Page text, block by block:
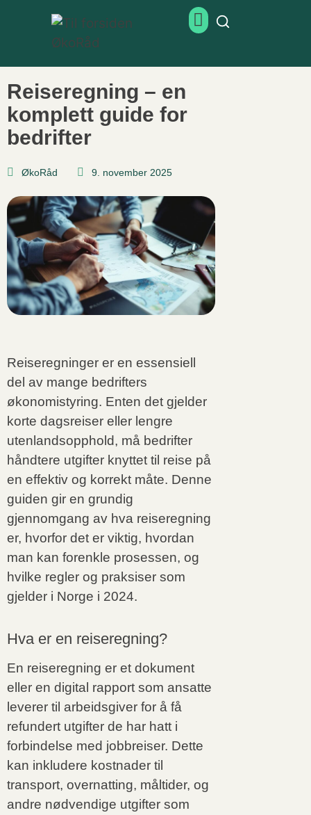
Reiseregning – en
komplett guide for
bedrifter
ØkoRåd 9. november 2025
Reiseregninger er en essensiell
del av mange bedrifters
økonomistyring. Enten det gjelder
korte dagsreiser eller lengre
utenlandsopphold, må bedrifter
håndtere utgifter knyttet til reise på
en effektiv og korrekt måte. Denne
guiden gir en grundig
gjennomgang av hva reiseregning
er, hvorfor det er viktig, hvordan
man kan forenkle prosessen, og
hvilke regler og praksiser som
gjelder i Norge i 2024.
Hva er en reiseregning?
En reiseregning er et dokument
eller en digital rapport som ansatte
leverer til arbeidsgiver for å få
refundert utgifter de har hatt i
forbindelse med jobbreiser. Dette
kan inkludere kostnader til
transport, overnatting, måltider, og
andre nødvendige utgifter som